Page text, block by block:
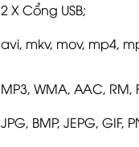
2 X Cổng USB;
avi, mkv, mov, mp4,
MP3, WMA, AAC, RM,
JPG, BMP, JEPG, GIF,